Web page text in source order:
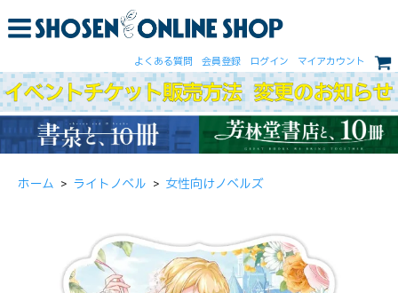
よくある質問 会員登録 ログイン マイアカウント
ホーム > ライトノベル > 女性向けノベルズ